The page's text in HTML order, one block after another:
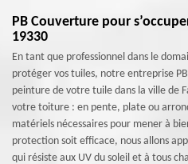
PB Couverture pour
19330
En tant que professionnel dans le
protéger vos tuiles, notre entreprise
peinture de votre tuile dans la ville de
votre toiture : en pente, plate ou
matériels nécessaires pour mener à
protection soit efficace, nous allons
qui résiste aux UV du soleil et à tous